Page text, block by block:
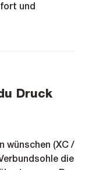
und
Druck
wünschen (XC /
die